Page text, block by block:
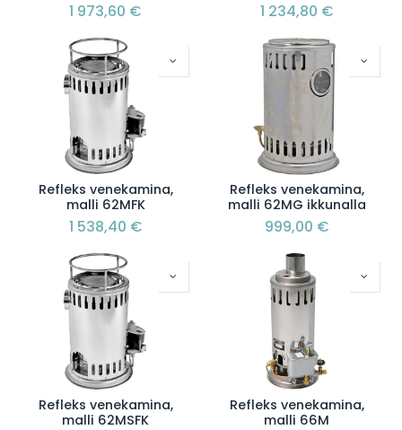
1 973,60 € 1 234,80 €
Refleks venekamina,
malli 62MFK
1 538,40 €
Refleks venekamina,
malli 62MG ikkunalla
999,00 €
Refleks venekamina,
malli 62MSFK
Refleks venekamina,
malli 66M